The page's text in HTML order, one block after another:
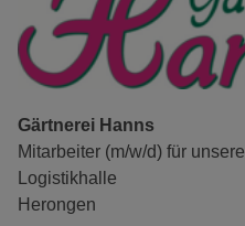
Gärtnerei Hanns
Mitarbeiter (m/w/d) für unsere
Logistikhalle
Herongen